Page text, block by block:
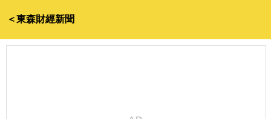
＜東森財經新聞